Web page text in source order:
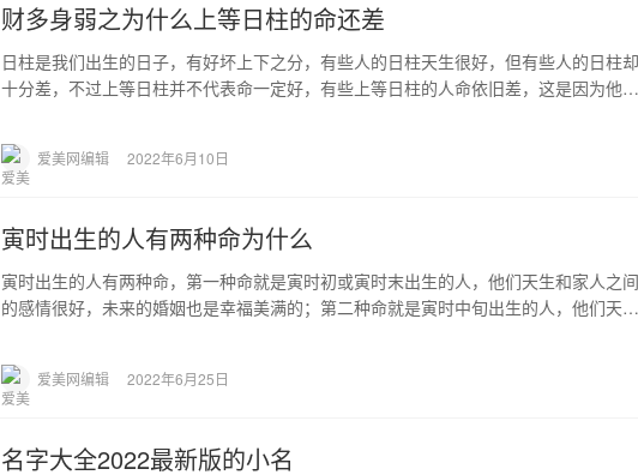
财多身弱之为什么上等日柱的命还差
日柱是我们出生的日子，有好坏上下之分，有些人的日柱天生很好，但有些人的日柱却
十分差，不过上等日柱并不代表命一定好，有些上等日柱的人命依旧差，这是因为他们
爱美网编辑 2022年6月10日
寅时出生的人有两种命为什么
寅时出生的人有两种命，第一种命就是寅时初或寅时末出生的人，他们天生和家人之间
的感情很好，未来的婚姻也是幸福美满的；第二种命就是寅时中旬出生的人，他们天生
爱美网编辑 2022年6月25日
名字大全2022最新版的小名